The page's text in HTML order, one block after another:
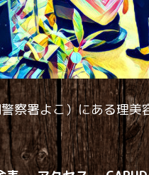
察署よこ）にある理